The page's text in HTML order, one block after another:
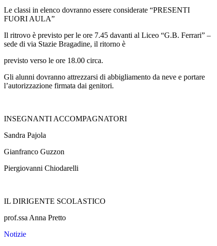
Le classi in elenco dovranno essere considerate “PRESENTI
FUORI AULA”
Il ritrovo è previsto per le ore 7.45 davanti al Liceo “G.B. Ferrari” –
sede di via Stazie Bragadine, il ritorno è
previsto verso le ore 18.00 circa.
Gli alunni dovranno attrezzarsi di abbigliamento da neve e portare
l’autorizzazione firmata dai genitori.
INSEGNANTI ACCOMPAGNATORI
Sandra Pajola
Gianfranco Guzzon
Piergiovanni Chiodarelli
IL DIRIGENTE SCOLASTICO
prof.ssa Anna Pretto
Notizie